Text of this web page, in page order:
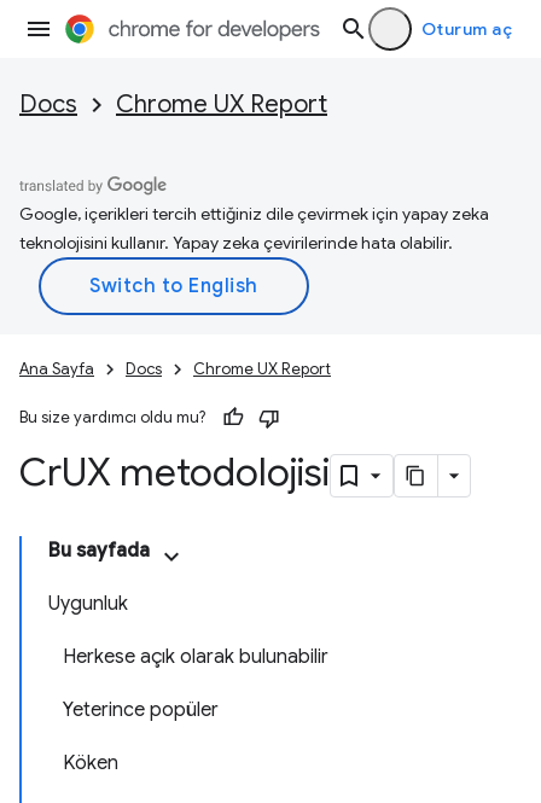
Oturum aç
Docs Chrome UX Report
Google, içerikleri tercih ettiğiniz dile çevirmek için yapay zeka
teknolojisini kullanır. Yapay zeka çevirilerinde hata olabilir.
Ana Sayfa Docs Chrome UX Report
Bu size yardımcı oldu mu?
CrUX metodolojisi
Bu sayfada
Uygunluk
Herkese açık olarak bulunabilir
Yeterince popüler
Köken